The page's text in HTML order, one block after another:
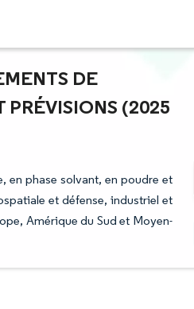
DE
PRÉVISIONS (2025
en phase solvant, en poudre et
et défense, industriel et
Amérique du Sud et Moyen-